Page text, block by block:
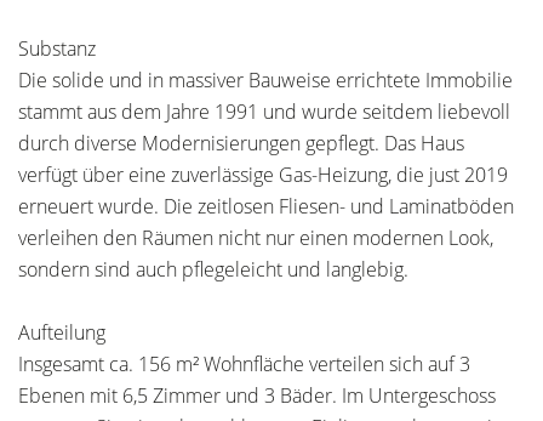
Substanz
Die solide und in massiver Bauweise errichtete Immobilie
stammt aus dem Jahre 1991 und wurde seitdem liebevoll
durch diverse Modernisierungen gepflegt. Das Haus
verfügt über eine zuverlässige Gas-Heizung, die just 2019
erneuert wurde. Die zeitlosen Fliesen- und Laminatböden
verleihen den Räumen nicht nur einen modernen Look,
sondern sind auch pflegeleicht und langlebig.
Aufteilung
Insgesamt ca. 156 m² Wohnfläche verteilen sich auf 3
Ebenen mit 6,5 Zimmer und 3 Bäder. Im Untergeschoss